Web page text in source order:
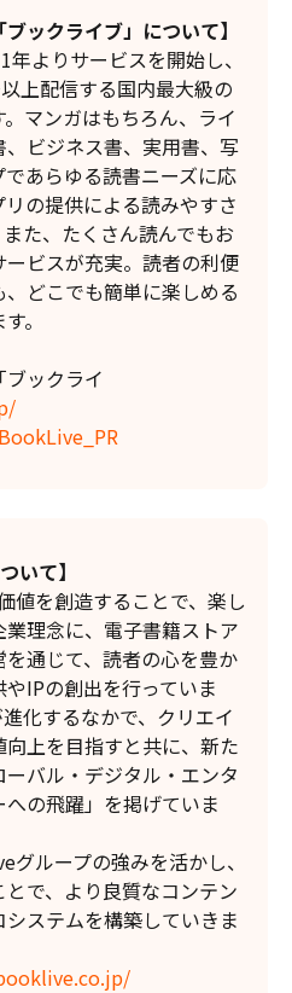
ックライブ」について】
よりサービスを開始し、
上配信する国内最大級の
マンガはもちろん、ライ
、ビジネス書、実用書、写
あらゆる読書ニーズに応
の提供による読みやすさ
た、たくさん読んでもお
ビスが充実。読者の利便
どこでも簡単に楽しめる
。
ックライ
いて】
を創造することで、楽し
理念に、電子書籍ストア
通じて、読者の心を豊か
IPの創出を行っていま
化するなかで、クリエイ
上を目指すと共に、新た
バル・デジタル・エンタ
の飛躍」を掲げていま
ループの強みを活かし、
で、より良質なコンテン
ステムを構築していきま